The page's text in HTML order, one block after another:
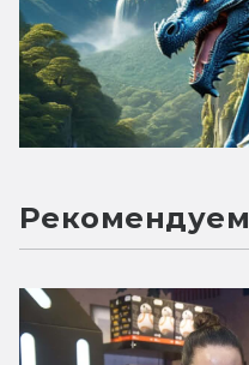
Рекомендуем